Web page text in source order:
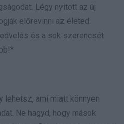
Légy nyitott az új
előrevinni az életed.
és a sok szerencsét
lehetsz, ami miatt könnyen
Ne hagyd, hogy mások